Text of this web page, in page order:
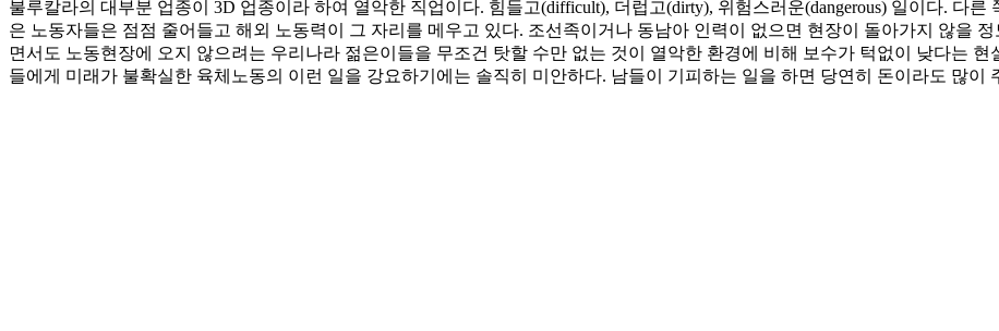
불루칼라의 대부분 업종이 3D 업종이라 하여 열악한 직업이다. 힘들고(difficult), 더럽고(dirty), 위험스러운(dangerous) 일이다. 다
은 노동자들은 점점 줄어들고 해외 노동력이 그 자리를 메우고 있다. 조선족이거나 동남아 인력이 없으면 현장이 돌아가지 않을
면서도 노동현장에 오지 않으려는 우리나라 젊은이들을 무조건 탓할 수만 없는 것이 열악한 환경에 비해 보수가 턱없이 낮다는 현
들에게 미래가 불확실한 육체노동의 이런 일을 강요하기에는 솔직히 미안하다. 남들이 기피하는 일을 하면 당연히 돈이라도 많이